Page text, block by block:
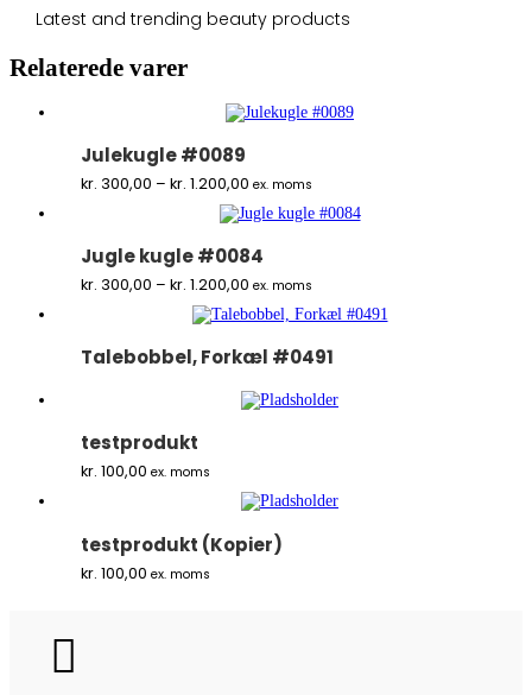
Latest and trending beauty products
Relaterede varer
Julekugle #0089
kr. 300,00 – kr. 1.200,00Prisinterval:
til
kr. 1.200,00
ex. moms
Jugle kugle #0084
kr. 300,00 – kr. 1.200,00Prisinterval:
til
kr. 1.200,00
ex. moms
Talebobbel, Forkæl #0491
testprodukt
kr. 100,00 ex. moms
testprodukt (Kopier)
kr. 100,00 ex. moms
